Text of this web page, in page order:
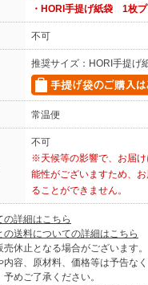
・HORI手提げ紙袋 1枚プ
不可
推奨サイズ：HORI手提げ
常温便
不可
※天候等の影響で、お届
能性がございますため、
ることができません。
の詳細はこちら
の送料についての詳細はこちら
休止となる場合がございます。
内容、原材料、価格等は予告な
めご了承ください。